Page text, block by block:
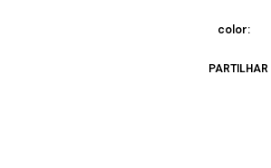
color:
PARTILHAR